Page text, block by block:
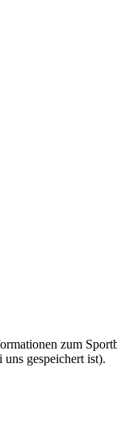
zum
gespeichert ist).